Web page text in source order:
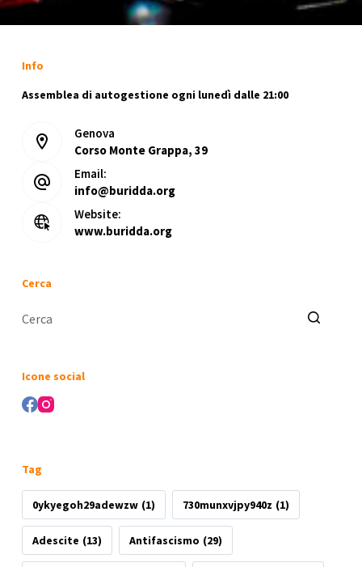
Info
Assemblea di autogestione ogni lunedì dalle 21:00
Genova
Corso Monte Grappa, 39
Email:
info@buridda.org
Website:
www.buridda.org
Cerca
Icone social
Tag
0ykyegoh29adewzw (1) 730munxvjpy940z (1)
Adescite (13) Antifascismo (29)